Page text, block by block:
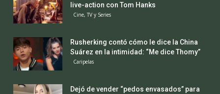
live-action con Tom Hanks
Cine, TV y Series
Rusherking contó cómo le dice la China
Suárez en la intimidad: “Me dice Thomy”
Caripelas
Dejó de vender “pedos envasados” para